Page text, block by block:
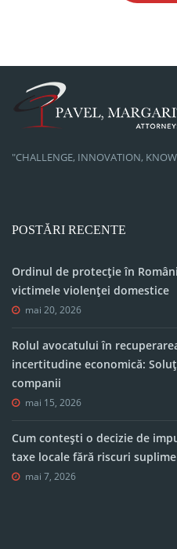
"CHALLENGE, INNOVATION,
POSTĂRI RECENTE
Ordinul de protecție în
victimele violenței domestice
mai 20, 2026
Rolul avocatului în
incertitudine economică:
companii
mai 15, 2026
Cum contești o decizie de
taxe locale fără riscuri
mai 7, 2026